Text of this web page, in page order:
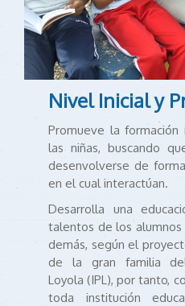
Nivel Inicial y
Promueve la
las niñas, buscando
desenvolverse de
en el cual interactúan.
Desarrolla una
talentos de los
demás, según el
de la gran familia
Loyola (IPL), por tanto,
toda institución